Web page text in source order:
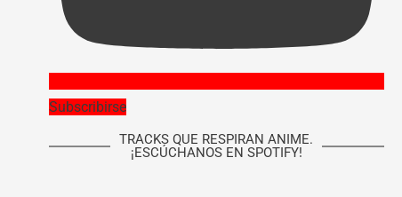
Subscribirse
TRACKS QUE RESPIRAN ANIME.
¡ESCÚCHANOS EN SPOTIFY!